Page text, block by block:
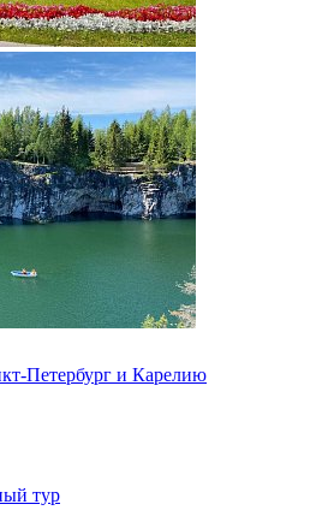
Петербург и Карелию
тур